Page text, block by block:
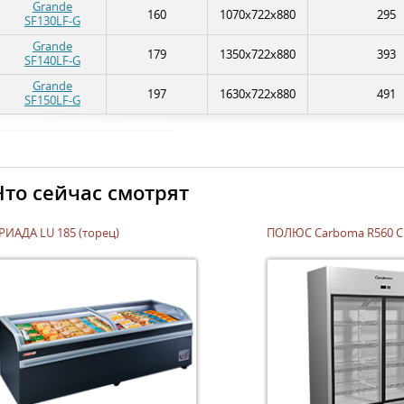
Grande
SF130LF-G
160 1070x722x880 295
Grande
SF140LF-G
179 1350x722x880 393
Grande
SF150LF-G
197 1630x722x880 491
сейчас смотрят
LU 185 (торец) ПОЛЮС Carboma R560 С